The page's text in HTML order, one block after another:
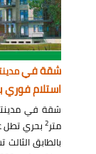
شقة في
استلام فوري بمقدم
شقة في
متر2